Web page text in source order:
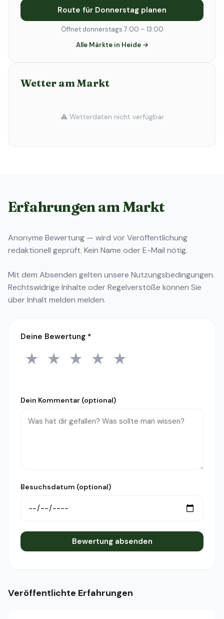
Route für Donnerstag planen
Öffnet donnerstags 7:00 – 13:00
Alle Märkte in Heide →
Wetter am Markt
⚠️ Wetterdaten nicht verfügbar
Erfahrungen am Markt
Anonyme Bewertung — wird vor Veröffentlichung
redaktionell geprüft. Kein Name oder E-Mail nötig.
Mit dem Absenden gelten unsere Nutzungsbedingungen.
Rechtswidrige Inhalte oder Regelverstöße können Sie
überInhalt melden melden.
Deine Bewertung *
1 Stern
★ 2 Sterne
★ 3 Sterne
★ 4 Sterne
★ 5 Sterne
★
Dein Kommentar (optional)
Besuchsdatum (optional)
Bewertung absenden
Veröffentlichte Erfahrungen